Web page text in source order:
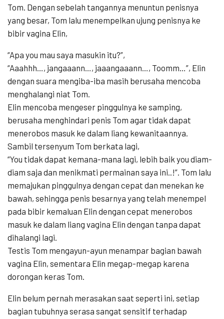
Tom. Dengan sebelah tangannya menuntun penisnya
yang besar, Tom lalu menempelkan ujung penisnya ke
bibir vagina Elin,
“Apa you mau saya masukin itu?”,
“Aaahhh…, jangaaann…, jaaangaaann…, Toomm…”, Elin
dengan suara mengiba-iba masih berusaha mencoba
menghalangi niat Tom.
Elin mencoba mengeser pinggulnya ke samping,
berusaha menghindari penis Tom agar tidak dapat
menerobos masuk ke dalam liang kewanitaannya.
Sambil tersenyum Tom berkata lagi,
“You tidak dapat kemana-mana lagi, lebih baik you diam-
diam saja dan menikmati permainan saya ini..!”. Tom lalu
memajukan pinggulnya dengan cepat dan menekan ke
bawah, sehingga penis besarnya yang telah menempel
pada bibir kemaluan Elin dengan cepat menerobos
masuk ke dalam liang vagina Elin dengan tanpa dapat
dihalangi lagi.
Testis Tom mengayun-ayun menampar bagian bawah
vagina Elin, sementara Elin megap-megap karena
dorongan keras Tom.
Elin belum pernah merasakan saat seperti ini, setiap
bagian tubuhnya serasa sangat sensitif terhadap